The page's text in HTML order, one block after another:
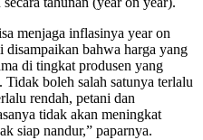
menjaga inflasinya year on
bahwa harga yang
di tingkat produsen yang
boleh salah satunya terlalu
rendah, petani dan
tidak akan meningkat
siap nandur,” paparnya.